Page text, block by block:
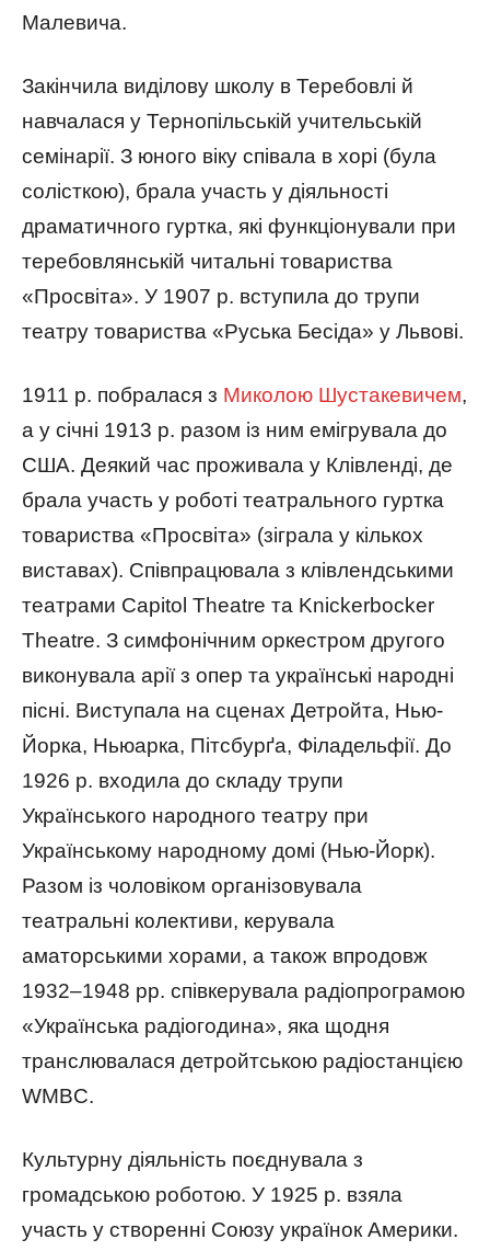
Малевича.
Закінчила виділову школу в Теребовлі й
навчалася у Тернопільській учительській
семінарії. З юного віку співала в хорі (була
солісткою), брала участь у діяльності
драматичного гуртка, які функціонували при
теребовлянській читальні товариства
«Просвіта». У 1907 р. вступила до трупи
театру товариства «Руська Бесіда» у Львові.
1911 р. побралася з Миколою Шустакевичем,
а у січні 1913 р. разом із ним емігрувала до
США. Деякий час проживала у Клівленді, де
брала участь у роботі театрального гуртка
товариства «Просвіта» (зіграла у кількох
виставах). Співпрацювала з клівлендськими
театрами Capitol Theatre та Knickerbocker
Theatre. З симфонічним оркестром другого
виконувала арії з опер та українські народні
пісні. Виступала на сценах Детройта, Нью-
Йорка, Ньюарка, Пітсбурґа, Філадельфії. До
1926 р. входила до складу трупи
Українського народного театру при
Українському народному домі (Нью-Йорк).
Разом із чоловіком організовувала
театральні колективи, керувала
аматорськими хорами, а також впродовж
1932–1948 рр. співкерувала радіопрограмою
«Українська радіогодина», яка щодня
транслювалася детройтською радіостанцією
WMBC.
Культурну діяльність поєднувала з
громадською роботою. У 1925 р. взяла
участь у створенні Союзу українок Америки.